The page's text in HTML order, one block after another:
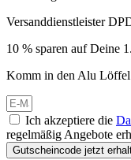
Versanddienstleister
10 % sparen auf Deine
Komm in den Alu
Ich akzeptiere die
regelmäßig Angebote
Gutscheincode jetzt